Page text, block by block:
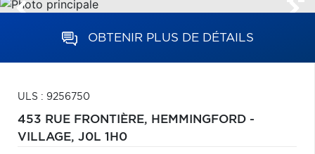
OBTENIR PLUS DE DÉTAILS
ULS : 9256750
453 RUE FRONTIÈRE, HEMMINGFORD -
VILLAGE, J0L 1H0